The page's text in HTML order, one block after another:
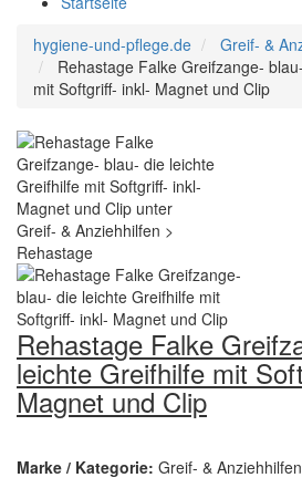
hygiene-und-pflege.de
Greif- &
Rehastage Falke Greifzange-
mit Softgriff- inkl- Magnet und Clip
Rehastage Falke
leichte Greifhilfe mit
Magnet und Clip
Marke / Kategorie: Greif- &